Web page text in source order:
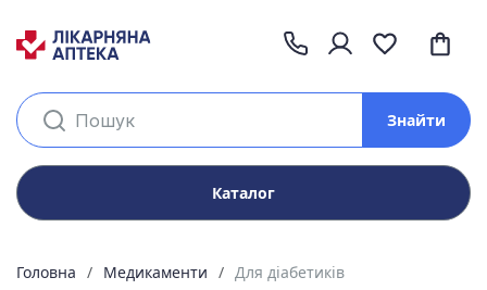
Каталог
Знайти
Головна Медикаменти Для діабетиків